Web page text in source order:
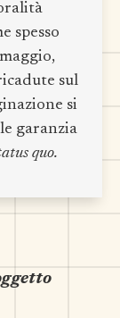
spesso
sul
si
garanzia
quo.